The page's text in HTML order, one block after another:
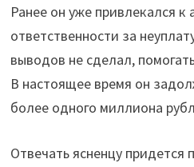
Ранее он уже привлекался
ответственности за
выводов не сделал,
В настоящее время он
более одного миллиона
Отвечать ясненцу придется